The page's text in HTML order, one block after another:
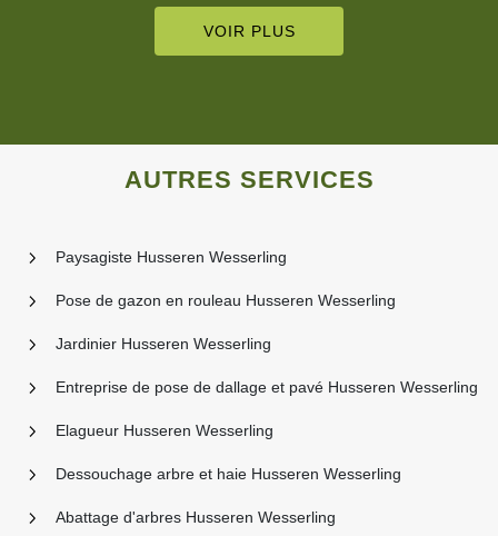
VOIR PLUS
AUTRES SERVICES
Paysagiste Husseren Wesserling
Pose de gazon en rouleau Husseren Wesserling
Jardinier Husseren Wesserling
Entreprise de pose de dallage et pavé Husseren Wesserling
Elagueur Husseren Wesserling
Dessouchage arbre et haie Husseren Wesserling
Abattage d'arbres Husseren Wesserling